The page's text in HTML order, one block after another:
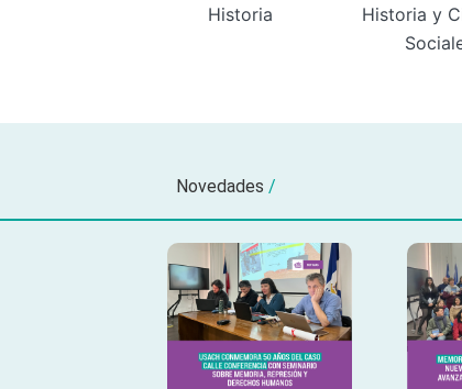
Historia
Historia y
Novedades /